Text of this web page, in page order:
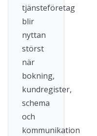
tjänsteföretag
blir
nyttan
störst
när
bokning,
kundregister,
schema
och
kommunikation